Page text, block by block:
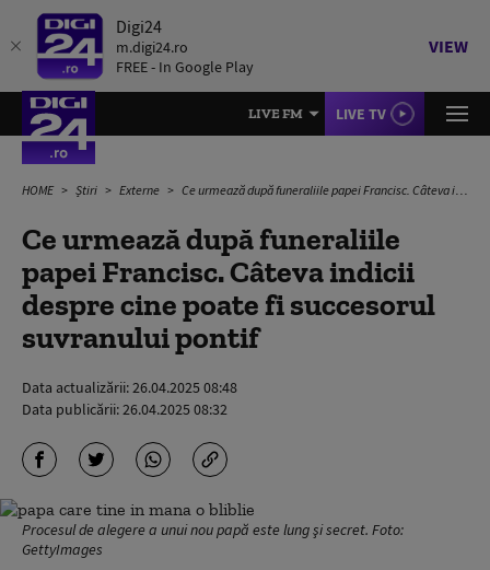
Digi24
m.digi24.ro
FREE - In Google Play
VIEW
LIVE FM LIVE TV
HOME Știri Externe Ce urmează după funeraliile papei Francisc. Câteva indicii despre cine poate fi succesorul suvranului pontif
Ce urmează după funeraliile
papei Francisc. Câteva indicii
despre cine poate fi succesorul
suvranului pontif
Data actualizării:26.04.2025 08:48
Data publicării:26.04.2025 08:32
Procesul de alegere a unui nou papă este lung şi secret. Foto:
GettyImages